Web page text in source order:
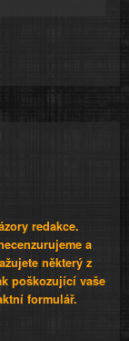
redakce.
a
některý z
poškozující vaše
formulář.